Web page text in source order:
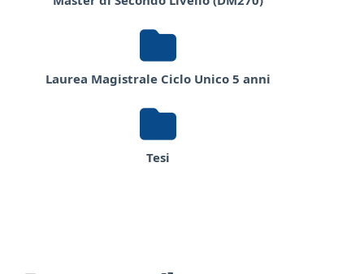
Laurea Magistrale Ciclo Unico 5 anni
Tesi